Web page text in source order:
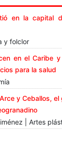
en la capital
y folclor
en el Caribe
para la salud
y Ceballos, el
| Artes